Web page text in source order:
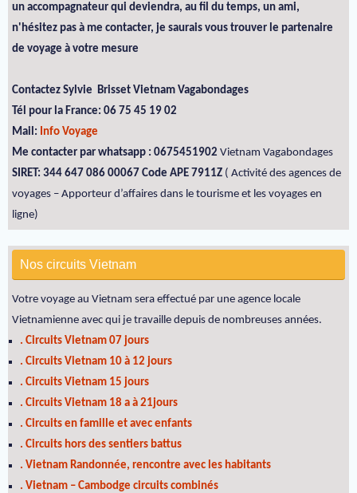
un accompagnateur qui deviendra, au fil du temps, un ami,
n'hésitez pas à me contacter, je saurais vous trouver le partenaire
de voyage à votre mesure
Contactez Sylvie Brisset Vietnam Vagabondages
Tél pour la France: 06 75 45 19 02
Mail: Info Voyage
Me contacter par whatsapp : 0675451902 Vietnam Vagabondages
SIRET: 344 647 086 00067 Code APE 7911Z ( Activité des agences de
voyages – Apporteur d’affaires dans le tourisme et les voyages en
ligne)
Nos circuits Vietnam
Votre voyage au Vietnam sera effectué par une agence locale
Vietnamienne avec qui je travaille depuis de nombreuses années.
. Circuits Vietnam 07 jours
. Circuits Vietnam 10 à 12 jours
. Circuits Vietnam 15 jours
. Circuits Vietnam 18 a à 21jours
. Circuits en famille et avec enfants
. Circuits hors des sentiers battus
. Vietnam Randonnée, rencontre avec les habitants
. Vietnam – Cambodge circuits combinés